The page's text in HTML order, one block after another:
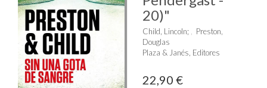
20)"
Child, Lincoln;
Preston,
Douglas
Plaza & Janés, Editores
22,90 €